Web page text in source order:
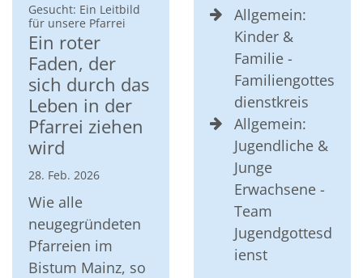
Gesucht: Ein Leitbild
für unsere Pfarrei
Ein roter
Faden, der
sich durch das
Leben in der
Pfarrei ziehen
wird
28. Feb. 2026
Wie alle
neugegründeten
Pfarreien im
Bistum Mainz, so
Allgemein:
Kinder &
Familie -
Familiengottes
dienstkreis
Allgemein:
Jugendliche &
Junge
Erwachsene -
Team
Jugendgottesd
ienst